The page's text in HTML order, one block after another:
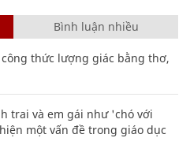
Bình luận nhiều
thức lượng giác bằng thơ,
trai và em gái như 'chó với
một vấn đề trong giáo dục